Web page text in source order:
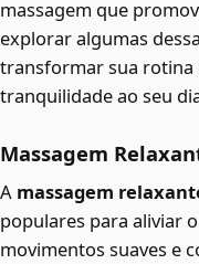
massagem que
explorar algumas
transformar sua rotina
tranquilidade ao seu
Massagem
A massagem
populares para aliviar
movimentos suaves e